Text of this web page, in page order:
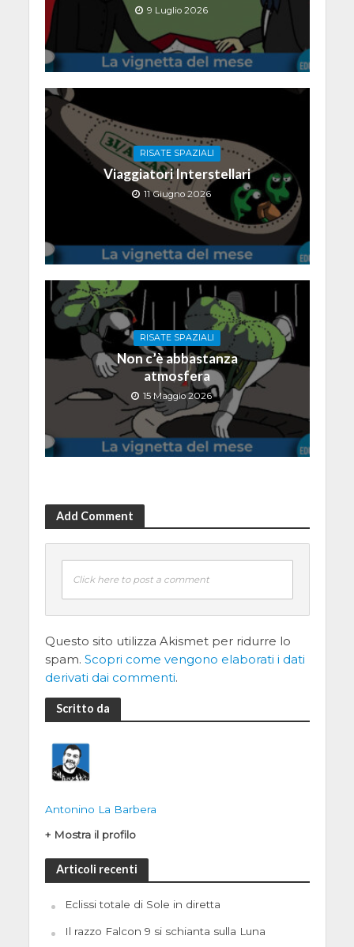
9 Luglio 2026
RISATE SPAZIALI
Viaggiatori Interstellari
11 Giugno 2026
RISATE SPAZIALI
Non c’è abbastanza
atmosfera
15 Maggio 2026
Add Comment
Click here to post a comment
Questo sito utilizza Akismet per ridurre lo
spam. Scopri come vengono elaborati i dati
derivati dai commenti.
Scritto da
Antonino La Barbera
+ Mostra il profilo
Articoli recenti
Eclissi totale di Sole in diretta
Il razzo Falcon 9 si schianta sulla Luna